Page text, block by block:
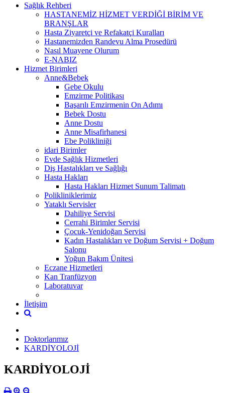
Sağlık Rehberi
HASTANEMİZ HİZMET VERDİĞİ BİRİM VE
BRANŞLAR
Hasta Ziyaretçi ve Refakatçi Kuralları
Hastanemizden Randevu Alma Prosedürü
Nasıl Muayene Olurum
E-NABIZ
Hizmet Birimleri
Anne&Bebek
Gebe Okulu
Emzirme Politikası
Başarılı Emzirmenin On Adımı
Bebek Dostu
Anne Dostu
Anne Misafirhanesi
Ebe Polikliniği
idari Birimler
Evde Sağlık Hizmetleri
Diş Hastalıkları ve Sağlığı
Hasta Hakları
Hasta Hakları Hizmet Sunum Talimatı
Polikliniklerimiz
Yataklı Servisler
Dahiliye Servisi
Cerrahi Birimler Servisi
Çocuk-Yenidoğan Servisi
Kadın Hastalıkları ve Doğum Servisi + Doğum
Salonu
Yoğun Bakım Ünitesi
Eczane Hizmetleri
Kan Tranfüzyon
Laboratuvar
İletişim
Doktorlarımız
KARDİYOLOJİ
KARDİYOLOJİ